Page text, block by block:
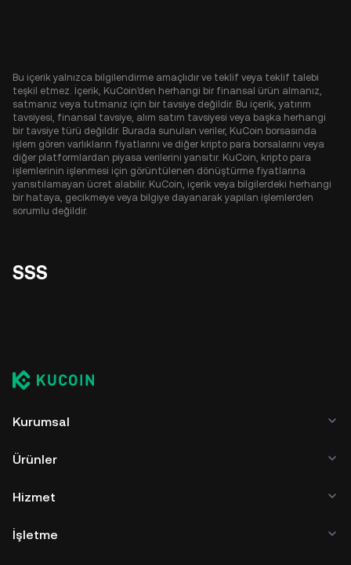
Bu içerik yalnızca bilgilendirme amaçlıdır ve teklif veya teklif talebi
teşkil etmez. İçerik, KuCoin'den herhangi bir finansal ürün almanız,
satmanız veya tutmanız için bir tavsiye değildir. Bu içerik, yatırım
tavsiyesi, finansal tavsiye, alım satım tavsiyesi veya başka herhangi
bir tavsiye türü değildir. Burada sunulan veriler, KuCoin borsasında
işlem gören varlıkların fiyatlarını ve diğer kripto para borsalarını veya
diğer platformlardan piyasa verilerini yansıtır. KuCoin, kripto para
işlemlerinin işlenmesi için görüntülenen dönüştürme fiyatlarına
yansıtılamayan ücret alabilir. KuCoin, içerik veya bilgilerdeki herhangi
bir hataya, gecikmeye veya bilgiye dayanarak yapılan işlemlerden
sorumlu değildir.
SSS
Kurumsal
Ürünler
Hizmet
İşletme